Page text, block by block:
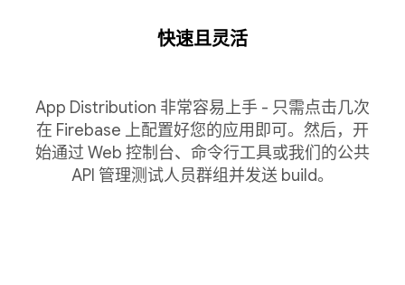
快速且灵活
App Distribution 非常容易上手 - 只需点击几次
在 Firebase 上配置好您的应用即可。然后，开
始通过 Web 控制台、命令行工具或我们的公共
API 管理测试人员群组并发送 build。